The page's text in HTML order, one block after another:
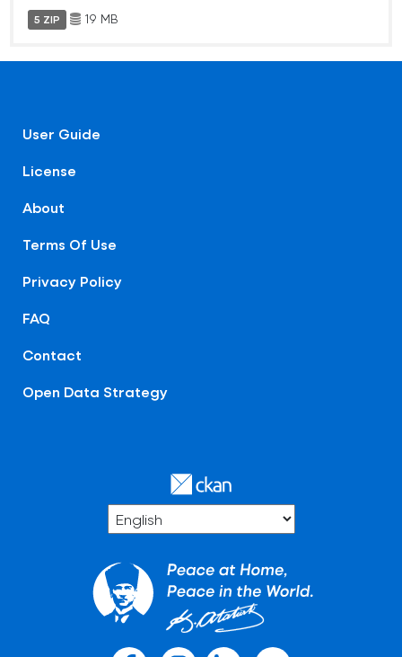
5 ZIP 19 MB
User Guide
License
About
Terms Of Use
Privacy Policy
FAQ
Contact
Open Data Strategy